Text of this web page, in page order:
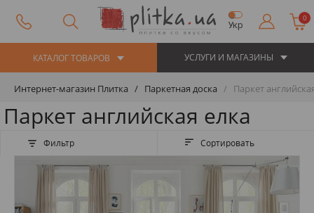
Укр
0
КАТАЛОГ ТОВАРОВ УСЛУГИ И МАГАЗИНЫ
Интернет-магазин Плитка Паркетная доска Паркет
Паркет английская елка
Фильтр Сортировать